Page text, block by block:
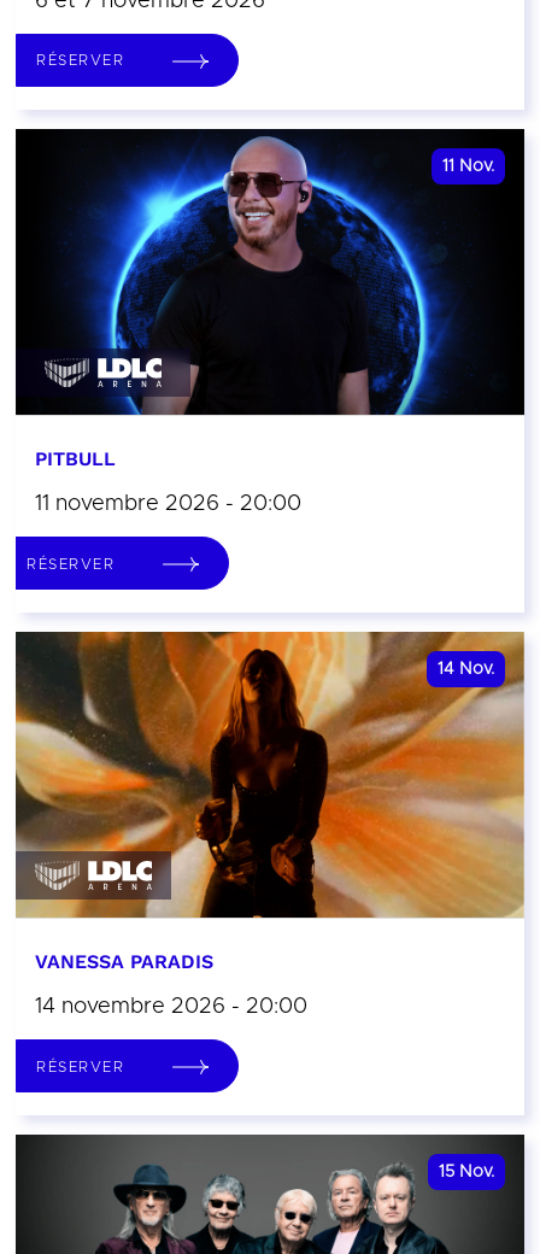
RÉSERVER
11 Nov.
PITBULL
11 novembre 2026 - 20:00
RÉSERVER
14 Nov.
VANESSA PARADIS
14 novembre 2026 - 20:00
RÉSERVER
15 Nov.